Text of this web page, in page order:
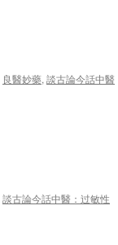
良醫妙藥, 談古論今話中醫
談古論今話中醫：过敏性